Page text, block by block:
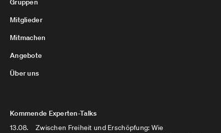
Gruppen
Mitglieder
Mitmachen
Angebote
Über uns
Kommende Experten-Talks
13.08.
Zwischen Freiheit und Erschöpfung: Wie